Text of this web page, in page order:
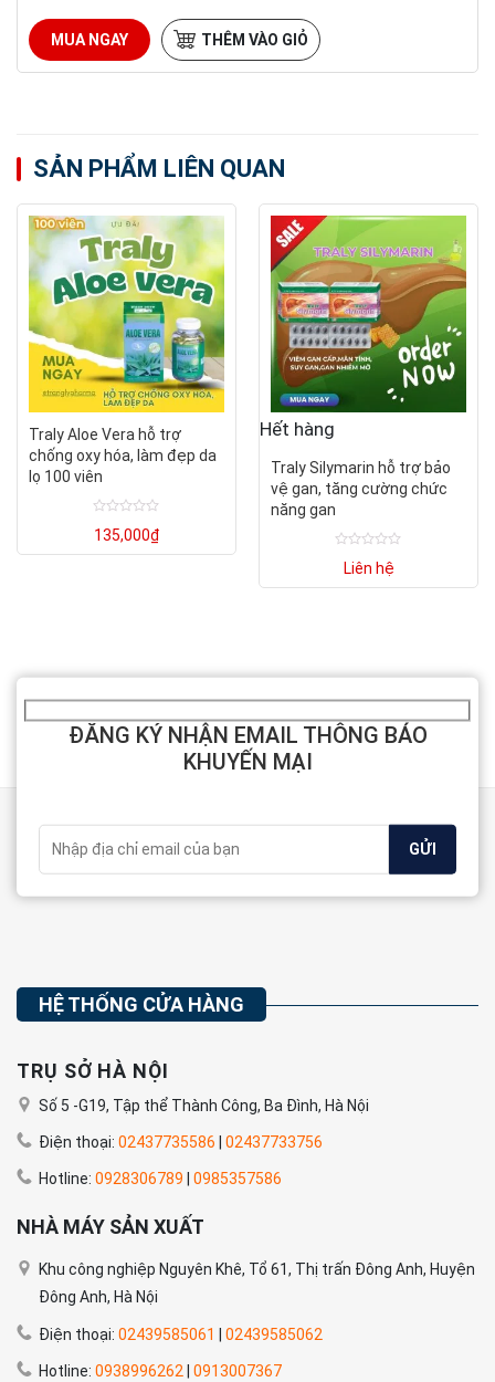
MUA NGAY THÊM VÀO GIỎ
SẢN PHẨM LIÊN QUAN
Traly Aloe Vera hỗ trợ
chống oxy hóa, làm đẹp da
lọ 100 viên
xếp
hạng
135,000₫
Hết hàng
Traly Silymarin hỗ trợ bảo
vệ gan, tăng cường chức
năng gan
xếp
hạng
Liên hệ
ĐĂNG KÝ NHẬN EMAIL THÔNG BÁO
KHUYẾN MẠI
HỆ THỐNG CỬA HÀNG
TRỤ SỞ HÀ NỘI
Số 5 -G19, Tập thể Thành Công, Ba Đình, Hà Nội
Điện thoại: 02437735586 02437733756
Hotline: 0928306789 0985357586
NHÀ MÁY SẢN XUẤT
Khu công nghiệp Nguyên Khê, Tổ 61, Thị trấn Đông Anh, Huyện
Đông Anh, Hà Nội
Điện thoại: 02439585061 02439585062
Hotline: 0938996262 0913007367